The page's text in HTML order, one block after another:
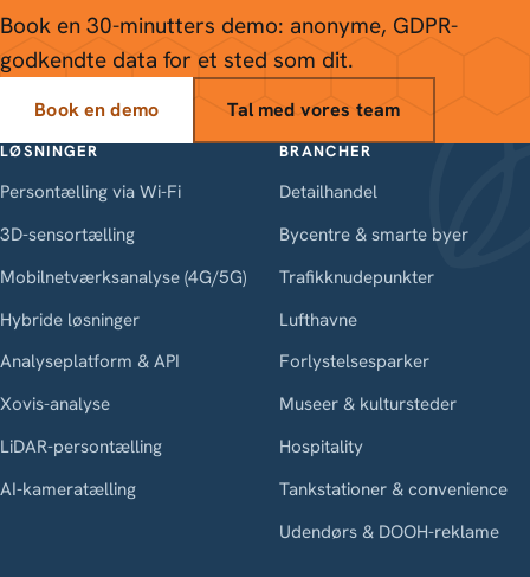
Book en 30-minutters demo: anonyme, GDPR-
godkendte data for et sted som dit.
Book en demo Tal med vores team
LØSNINGER
Persontælling via Wi-Fi
3D-sensortælling
Mobilnetværksanalyse (4G/5G)
Hybride løsninger
Analyseplatform & API
Xovis-analyse
LiDAR-persontælling
AI-kameratælling
BRANCHER
Detailhandel
Bycentre & smarte byer
Trafikknudepunkter
Lufthavne
Forlystelsesparker
Museer & kultursteder
Hospitality
Tankstationer & convenience
Udendørs & DOOH-reklame